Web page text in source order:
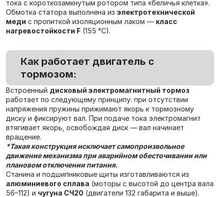
тока с короткозамкнутым ротором типа «беличья клетка».
Обмотка статора выполнена из электротехнической
меди с пропиткой изоляционным лаком — класс
нагревостойкости F (155 °C).
Как работает двигатель с
тормозом:
Встроенный дисковый электромагнитный тормоз
работает по следующему принципу: при отсутствии
напряжения пружины прижимают якорь к тормозному
диску и фиксируют вал. При подаче тока электромагнит
втягивает якорь, освобождая диск — вал начинает
вращение.
*Такая конструкция исключает самопроизвольное
движение механизма при аварийном обесточивании или
плановом отключении питания.
Станина и подшипниковые щиты изготавливаются из
алюминиевого сплава (моторы с высотой до центра вала
56–112) и чугуна СЧ20 (двигатели 132 габарита и выше).